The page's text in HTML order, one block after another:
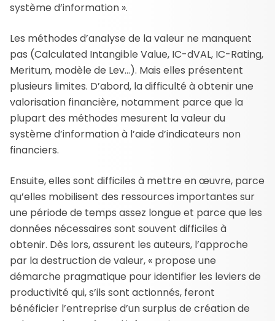
système d’information ».
Les méthodes d’analyse de la valeur ne manquent
pas (Calculated Intangible Value, IC-dVAL, IC-Rating,
Meritum, modèle de Lev…). Mais elles présentent
plusieurs limites. D’abord, la difficulté à obtenir une
valorisation financière, notamment parce que la
plupart des méthodes mesurent la valeur du
système d’information à l’aide d’indicateurs non
financiers.
Ensuite, elles sont difficiles à mettre en œuvre, parce
qu’elles mobilisent des ressources importantes sur
une période de temps assez longue et parce que les
données nécessaires sont souvent difficiles à
obtenir. Dès lors, assurent les auteurs, l’approche
par la destruction de valeur, « propose une
démarche pragmatique pour identifier les leviers de
productivité qui, s’ils sont actionnés, feront
bénéficier l’entreprise d’un surplus de création de